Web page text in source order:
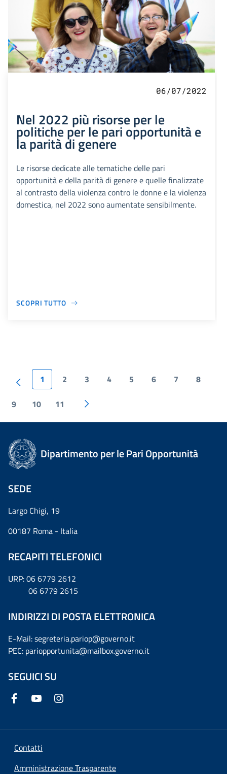
06/07/2022
Nel 2022 più risorse per le
politiche per le pari opportunità e
la parità di genere
Le risorse dedicate alle tematiche delle pari
opportunità e della parità di genere e quelle finalizzate
al contrasto della violenza contro le donne e la violenza
domestica, nel 2022 sono aumentate sensibilmente.
SCOPRI TUTTO
1 2 3 4 5 6 7 8
9 10 11
Dipartimento per le Pari Opportunità
SEDE
Largo Chigi, 19
00187 Roma - Italia
RECAPITI TELEFONICI
URP: 06 6779 2612
06 6779 2615
INDIRIZZI DI POSTA ELETTRONICA
E-Mail: segreteria.pariop@governo.it
PEC: pariopportunita@mailbox.governo.it
SEGUICI SU
Contatti
Amministrazione Trasparente